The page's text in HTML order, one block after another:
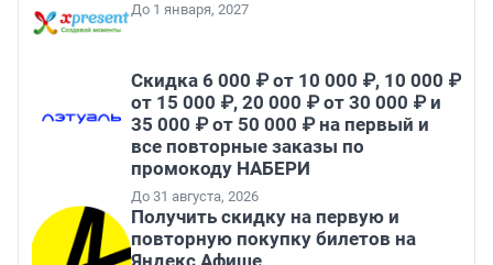
До 1 января, 2027
Скидка 6 000 ₽ от 10 000 ₽, 10 000 ₽
от 15 000 ₽, 20 000 ₽ от 30 000 ₽ и
35 000 ₽ от 50 000 ₽ на первый и
все повторные заказы по
промокоду НАБЕРИ
До 31 августа, 2026
Получить скидку на первую и
повторную покупку билетов на